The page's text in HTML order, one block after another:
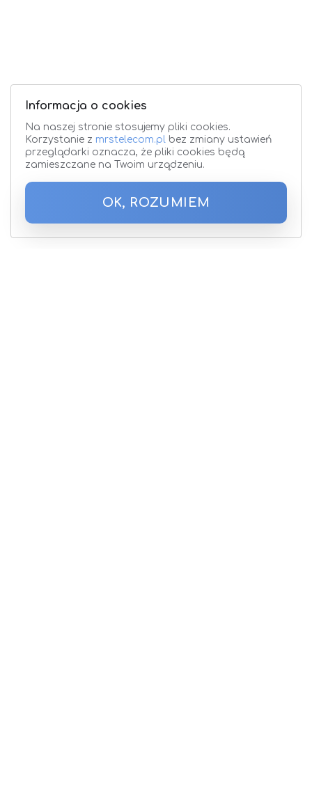
Informacja o cookies
Na naszej stronie stosujemy pliki cookies.
Korzystanie z mrstelecom.pl bez zmiany ustawień
przeglądarki oznacza, że pliki cookies będą
zamieszczane na Twoim urządzeniu.
OK, ROZUMIEM